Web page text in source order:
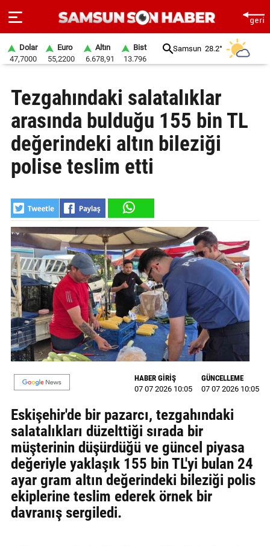
SAYFA
SAMSUN
HABER
SAMSUNSPOR
SİYASET
EKONOMİ
DÜNYA
MAGAZİN
GALERİ
VİDEO
YAZARLAR
ULAŞIN
Künye
İletişim
Gizlilik
Politikası
Dolar
47,7000
Euro
55,2200
Altın
6.678,91
Bist
13.796
Samsun 28.2°
Tezgahındaki salatalıklar
arasında bulduğu 155 bin TL
değerindeki altın bileziği
polise teslim etti
HABER GİRİŞ
07 07 2026 10:05
GÜNCELLEME
07 07 2026 10:05
Eskişehir'de bir pazarcı, tezgahındaki
salatalıkları düzelttiği sırada bir
müşterinin düşürdüğü ve güncel piyasa
değeriyle yaklaşık 155 bin TL'yi bulan 24
ayar gram altın değerindeki bileziği polis
ekiplerine teslim ederek örnek bir
davranış sergiledi.